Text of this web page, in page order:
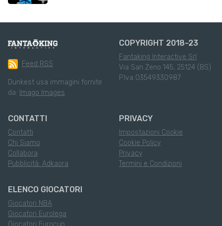
Feed RSS
Dunkest usa immagini fornite
da: Imago Images
COPYRIGHT 2018-23
Fantaking Interactive Srl
Via San Zeno 145, 25124 (BS)
P.Iva 03549330987
CONTATTI
Contatti
Chi Siamo
Collabora
Pubblicità: Adkaora
PRIVACY
Impostazioni Cookie
Cookie Policy
Privacy
Termini e Condizioni
ELENCO GIOCATORI
Giocatori NBA
Giocatori Eurolega